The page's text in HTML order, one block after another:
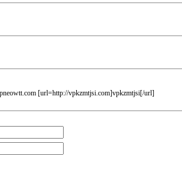
[url=http://vpkzmtjsi.com]vpkzmtjsi[/url]